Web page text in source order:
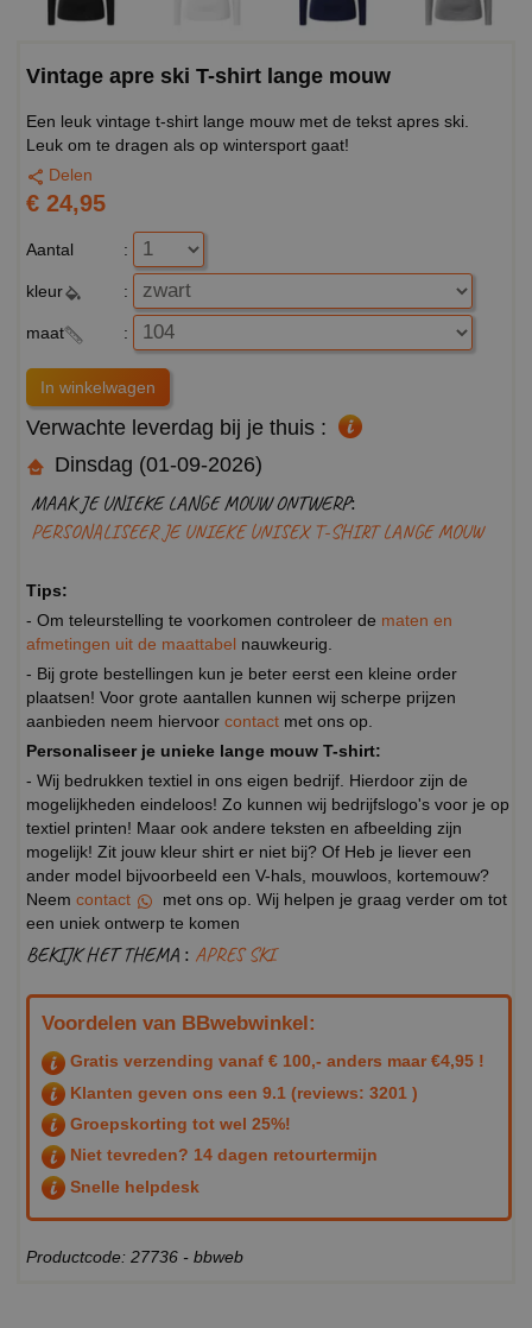
Vintage apre ski T-shirt lange mouw
Een leuk vintage t-shirt lange mouw met de tekst apres ski.
Leuk om te dragen als op wintersport gaat!
Delen
€ 24,95
Aantal :
kleur :
maat :
Verwachte leverdag bij je thuis :
Dinsdag (01-09-2026)
MAAK JE UNIEKE LANGE MOUW ONTWERP:
PERSONALISEER JE UNIEKE UNISEX T-SHIRT LANGE MOUW
Tips:
- Om teleurstelling te voorkomen controleer de maten en
afmetingen uit de maattabel nauwkeurig.
- Bij grote bestellingen kun je beter eerst een kleine order
plaatsen! Voor grote aantallen kunnen wij scherpe prijzen
aanbieden neem hiervoor contact met ons op.
Personaliseer je unieke lange mouw T-shirt:
- Wij bedrukken textiel in ons eigen bedrijf. Hierdoor zijn de
mogelijkheden eindeloos! Zo kunnen wij bedrijfslogo's voor je op
textiel printen! Maar ook andere teksten en afbeelding zijn
mogelijk! Zit jouw kleur shirt er niet bij? Of Heb je liever een
ander model bijvoorbeeld een V-hals, mouwloos, kortemouw?
Neem contact
met ons op. Wij helpen je graag verder om tot
een uniek ontwerp te komen
BEKIJK HET THEMA : APRES SKI
Voordelen van BBwebwinkel:
Gratis verzending vanaf € 100,- anders maar €4,95 !
Klanten geven ons een 9.1 (reviews: 3201 )
Groepskorting tot wel 25%!
Niet tevreden? 14 dagen retourtermijn
Snelle helpdesk
Productcode: 27736 - bbweb